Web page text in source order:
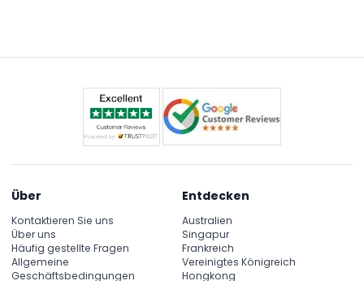
Über
Kontaktieren Sie uns
Über uns
Häufig gestellte Fragen
Allgemeine
Geschäftsbedingungen
Entdecken
Australien
Singapur
Frankreich
Vereinigtes Königreich
Hongkong